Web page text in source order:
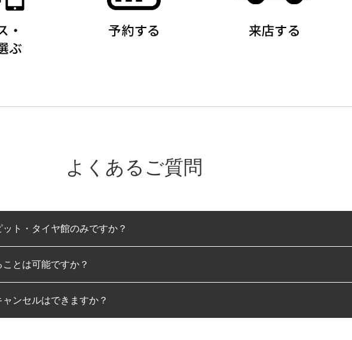
よくあるご質問
ト・タイヤ館のみですか？
みとなります。
とは可能ですか？
可能です。
ンセルはできますか？